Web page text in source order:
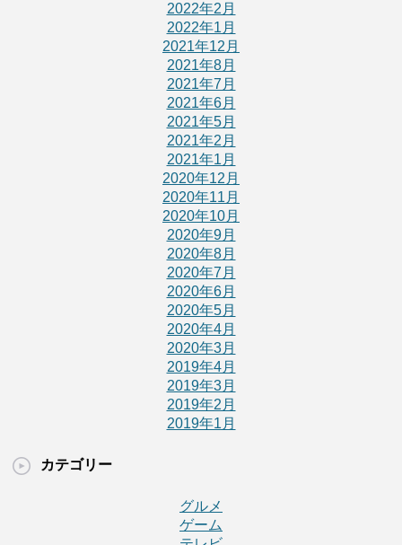
2022年2月
2022年1月
2021年12月
2021年8月
2021年7月
2021年6月
2021年5月
2021年2月
2021年1月
2020年12月
2020年11月
2020年10月
2020年9月
2020年8月
2020年7月
2020年6月
2020年5月
2020年4月
2020年3月
2019年4月
2019年3月
2019年2月
2019年1月
カテゴリー
グルメ
ゲーム